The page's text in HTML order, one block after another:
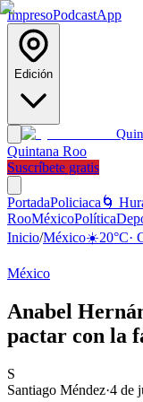
ImpresoPodcastApp
Edición
Quintana Roo
Suscríbete gratis
PortadaPoliciaca 🌀
RooMéxicoPolítica
Inicio/México☀️20°C·
México
Anabel
pactar con la
S
Santiago Méndez·4 de